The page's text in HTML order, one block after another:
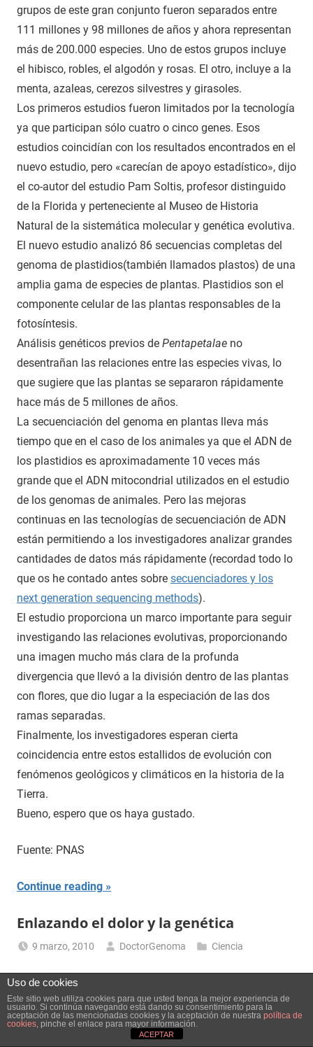
grupos de este gran conjunto fueron separados entre
111 millones y 98 millones de años y ahora representan
más de 200.000 especies. Uno de estos grupos incluye
el hibisco, robles, el algodón y rosas. El otro, incluye a la
menta, azaleas, cerezos silvestres y girasoles.
Los primeros estudios fueron limitados por la tecnología
ya que participan sólo cuatro o cinco genes. Esos
estudios coincidían con los resultados encontrados en el
nuevo estudio, pero «carecían de apoyo estadístico», dijo
el co-autor del estudio Pam Soltis, profesor distinguido
de la Florida y perteneciente al Museo de Historia
Natural de la sistemática molecular y genética evolutiva.
El nuevo estudio analizó 86 secuencias completas del
genoma de plastidios(también llamados plastos) de una
amplia gama de especies de plantas. Plastidios son el
componente celular de las plantas responsables de la
fotosíntesis.
Análisis genéticos previos de Pentapetalae no
desentrañan las relaciones entre las especies vivas, lo
que sugiere que las plantas se separaron rápidamente
hace más de 5 millones de años.
La secuenciación del genoma en plantas lleva más
tiempo que en el caso de los animales ya que el ADN de
los plastidios es aproximadamente 10 veces más
grande que el ADN mitocondrial utilizados en el estudio
de los genomas de animales. Pero las mejoras
continuas en las tecnologías de secuenciación de ADN
están permitiendo a los investigadores analizar grandes
cantidades de datos más rápidamente (recordad todo lo
que os he contado antes sobre secuenciadores y los
next generation sequencing methods).
El estudio proporciona un marco importante para seguir
investigando las relaciones evolutivas, proporcionando
una imagen mucho más clara de la profunda
divergencia que llevó a la división dentro de las plantas
con flores, que dio lugar a la especiación de las dos
ramas separadas.
Finalmente, los investigadores esperan cierta
coincidencia entre estos estallidos de evolución con
fenómenos geológicos y climáticos en la historia de la
Tierra.
Bueno, espero que os haya gustado.
Fuente: PNAS
Continue reading
Enlazando el dolor y la genética
9 marzo, 2010 DoctorGenoma Ciencia
Los genes de nuevo tienen que ver con algo que nos
asusta: el dolor. Los investigadores dirigidos por el
genetista clínico Geoffrey Woods, del Instituto
Uso de cookies
Este sitio web utiliza cookies para que usted tenga la mejor experiencia de
usuario. Si continúa navegando está dando su consentimiento para la
aceptación de las mencionadas cookies y la aceptación de nuestra política de
cookies, pinche el enlace para mayor información.
ACEPTAR